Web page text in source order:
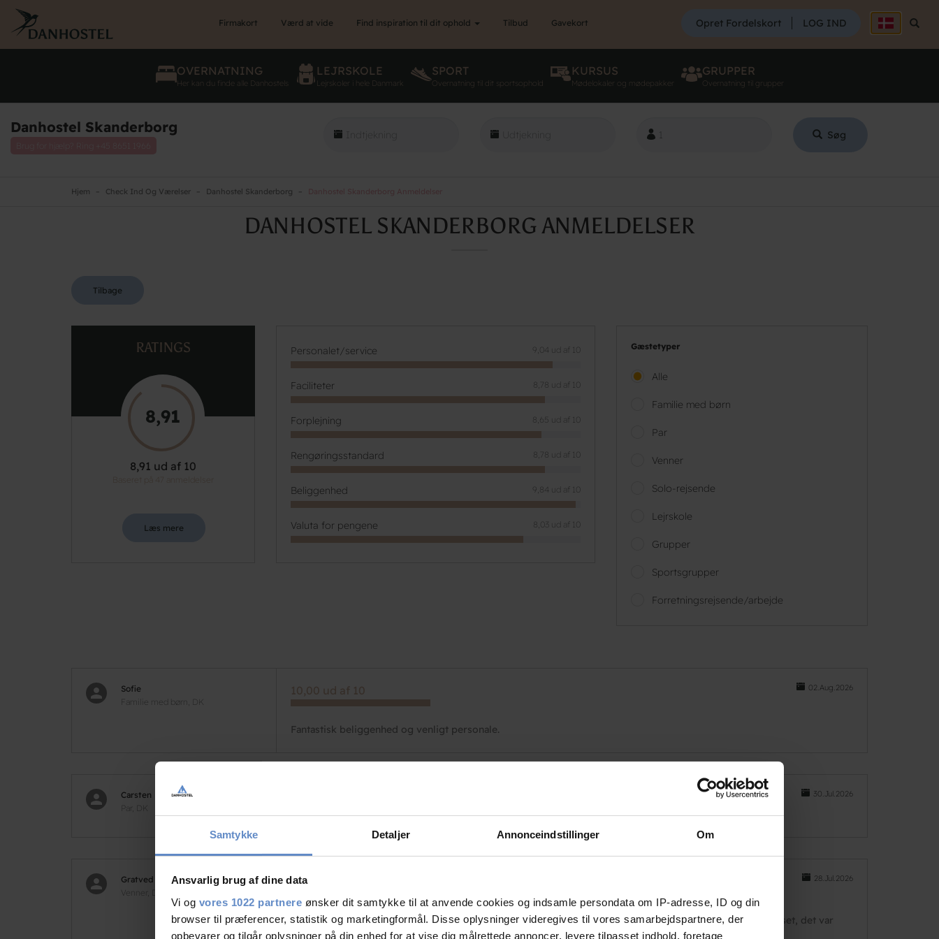
Samtykke Detaljer Annonceindstillinger Om
Ansvarlig brug af dine data
Vi og vores 1022 partnere ønsker dit samtykke til at anvende cookies og indsamle persondata om IP-adresse, ID og din
browser til præferencer, statistik og marketingformål. Disse oplysninger videregives til vores samarbejdspartnere, der
opbevarer og tilgår oplysninger på din enhed for at vise dig målrettede annoncer, levere tilpasset indhold, foretage
main
content
SØG
Søg
Opret Fordelskort LOG IND
Firmakort Værd at vide Find inspiration til dit ophold Tilbud Gavekort
OVERNATNING
Her kan du finde alle Danhostels
LEJRSKOLE
Lejrskoler i hele Danmark
SPORT
Overnatning til dit sportsophold
KURSUS
Mødelokaler og mødepakker
GRUPPER
Overnatning til grupper
Danhostel Skanderborg Søg
Hjem Check Ind Og Værelser Danhostel Skanderborg
DANHOSTEL SKANDERBORG ANMELDELSER
Tilbage
RATINGS
8,91
8,91 ud af 10
Baseret på 47 anmeldelser
Læs mere
Personalet/service 9,04 ud af 10
Faciliteter 8,78 ud af 10
Forplejning 8,65 ud af 10
Rengøringsstandard 8,78 ud af 10
Beliggenhed 9,84 ud af 10
Valuta for pengene 8,03 ud af 10
Gæstetyper
Alle
Familie med børn
Par
Venner
Solo-rejsende
Lejrskole
Grupper
Sportsgrupper
Forretningsrejsende/arbejde
Sofie
Familie med børn, DK
02.Aug.2026
10,00 ud af 10
Fantastisk beliggenhed og venligt personale.
Carsten
Par, DK
30.Jul.2026
Gratved
28.Jul.2026
9,58 ud af 10
Super fin hytte, lækker morgenmad og sødt personale - dog hang der et brugt håndklæde på badeværelset, det var